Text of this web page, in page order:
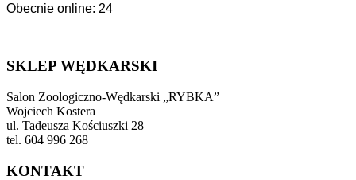
Obecnie online: 24
SKLEP WĘDKARSKI
Salon Zoologiczno-Wędkarski „RYBKA”
Wojciech Kostera
ul. Tadeusza Kościuszki 28
tel. 604 996 268
KONTAKT